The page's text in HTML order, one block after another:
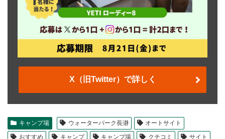
X（旧Twitter）で詳しく
キャンプ場 ウォーターパーク長瀞
オートサイト
おすすめ
キャンプ キャンプ場 クチコミ
サイト